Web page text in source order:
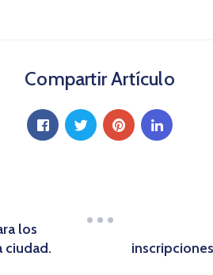
Compartir Artículo
los
ciudad.